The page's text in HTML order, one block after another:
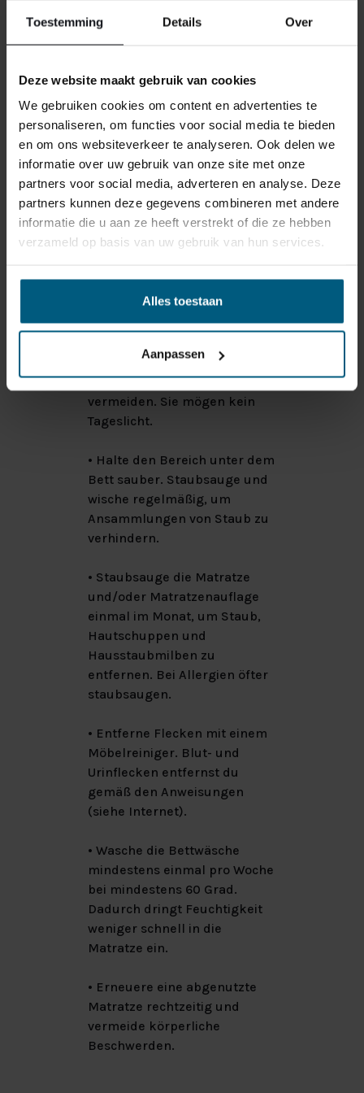
Toestemming Details Over
Deze website maakt gebruik van cookies
We gebruiken cookies om content en advertenties te
personaliseren, om functies voor social media te bieden
en om ons websiteverkeer te analyseren. Ook delen we
informatie over uw gebruik van onze site met onze
partners voor social media, adverteren en analyse. Deze
partners kunnen deze gegevens combineren met andere
informatie die u aan ze heeft verstrekt of die ze hebben
verzameld op basis van uw gebruik van hun services.
Alles toestaan
Aanpassen
Tipps für eine längere
• Falte die Matratze nicht, um
Beschädigungen an Federn
und Material zu vermeiden.
• Verwende einen Molton- und
Spannbetttuchbezug für die
Matratze oder
Matratzenauflage.
• Lüfte täglich die Bettdecke,
um nächtliche Feuchtigkeit
trocknen zu lassen.
• Öffne die Vorhänge, um
Hausstaubmilben zu
vermeiden. Sie mögen kein
Tageslicht.
• Halte den Bereich unter dem
Bett sauber. Staubsauge und
wische regelmäßig, um
Ansammlungen von Staub zu
verhindern.
• Staubsauge die Matratze
und/oder Matratzenauflage
einmal im Monat, um Staub,
Hautschuppen und
Hausstaubmilben zu
entfernen. Bei Allergien öfter
staubsaugen.
• Entferne Flecken mit einem
Möbelreiniger. Blut- und
Urinflecken entfernst du
gemäß den Anweisungen
(siehe Internet).
• Wasche die Bettwäsche
mindestens einmal pro Woche
bei mindestens 60 Grad.
Dadurch dringt Feuchtigkeit
weniger schnell in die
Matratze ein.
• Erneuere eine abgenutzte
Matratze rechtzeitig und
vermeide körperliche
Beschwerden.